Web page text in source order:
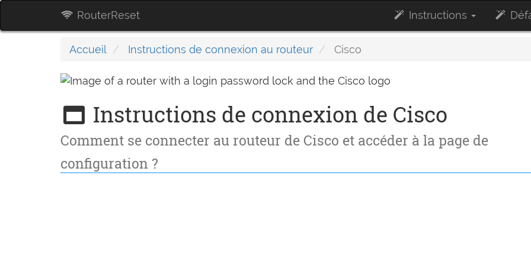
RouterReset Instructions
Accueil Instructions de connexion au routeur Cisco
Instructions de connexion de Cisco
Comment se connecter au routeur de Cisco et accéder à la page de
configuration ?